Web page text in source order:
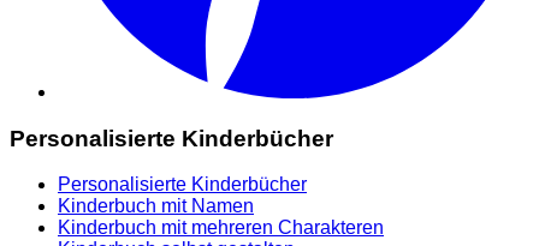
Personalisierte Kinderbücher
Personalisierte Kinderbücher
Kinderbuch mit Namen
Kinderbuch mit mehreren Charakteren